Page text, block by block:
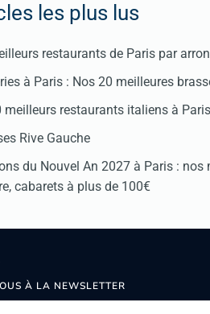
les plus lus
restaurants de Paris par
à Paris : Nos 20 meilleures
meilleurs restaurants italiens à
Rive Gauche
du Nouvel An 2027 à Paris :
cabarets à plus de 100€
À LA NEWSLETTER